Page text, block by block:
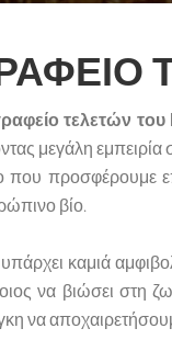
τελετών
μεγάλη εμπειρία
που προσφέρουμε
βίο.
καμιά
να βιώσει στη
να